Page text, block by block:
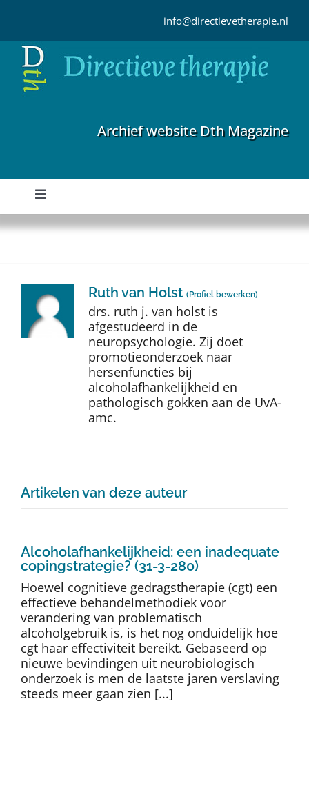
inhoud
info@directievetherapie.nl
Archief website Dth Magazine
Toggle
Navigation
Home
Auteurs
TDT Overzicht
Ruth van Holst ( Profiel bewerken)
drs. ruth j. van holst is
afgestudeerd in de
neuropsychologie. Zij doet
promotieonderzoek naar
hersenfuncties bij
alcoholafhankelijkheid en
pathologisch gokken aan de UvA-
amc.
Artikelen van deze auteur
Alcoholafhankelijkheid: een inadequate
copingstrategie? (31-3-280)
Hoewel cognitieve gedragstherapie (cgt) een
effectieve behandelmethodiek voor
verandering van problematisch
alcoholgebruik is, is het nog onduidelijk hoe
cgt haar effectiviteit bereikt. Gebaseerd op
nieuwe bevindingen uit neurobiologisch
onderzoek is men de laatste jaren verslaving
steeds meer gaan zien [...]